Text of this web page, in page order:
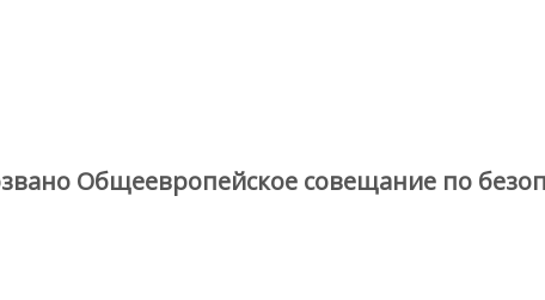
Общеевропейское совещание по